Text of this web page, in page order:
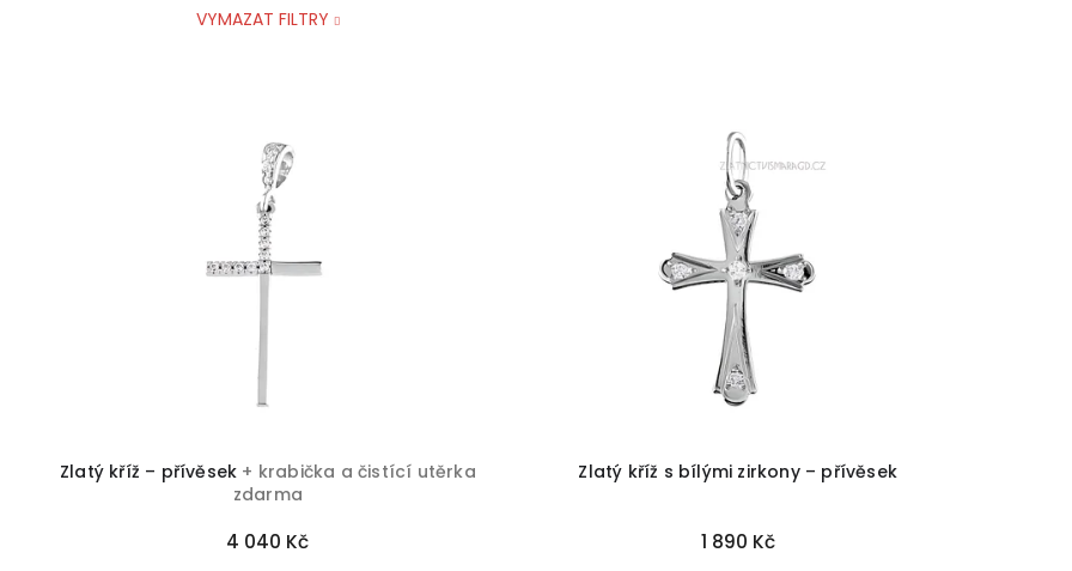
2 Zirkon
VYMAZAT FILTRY
Zlatý kříž – přívěsek + krabička a čistící utěrka
zdarma
4 040 Kč
Zlatý kříž s bílými zirkony – přívěsek
1 890 Kč